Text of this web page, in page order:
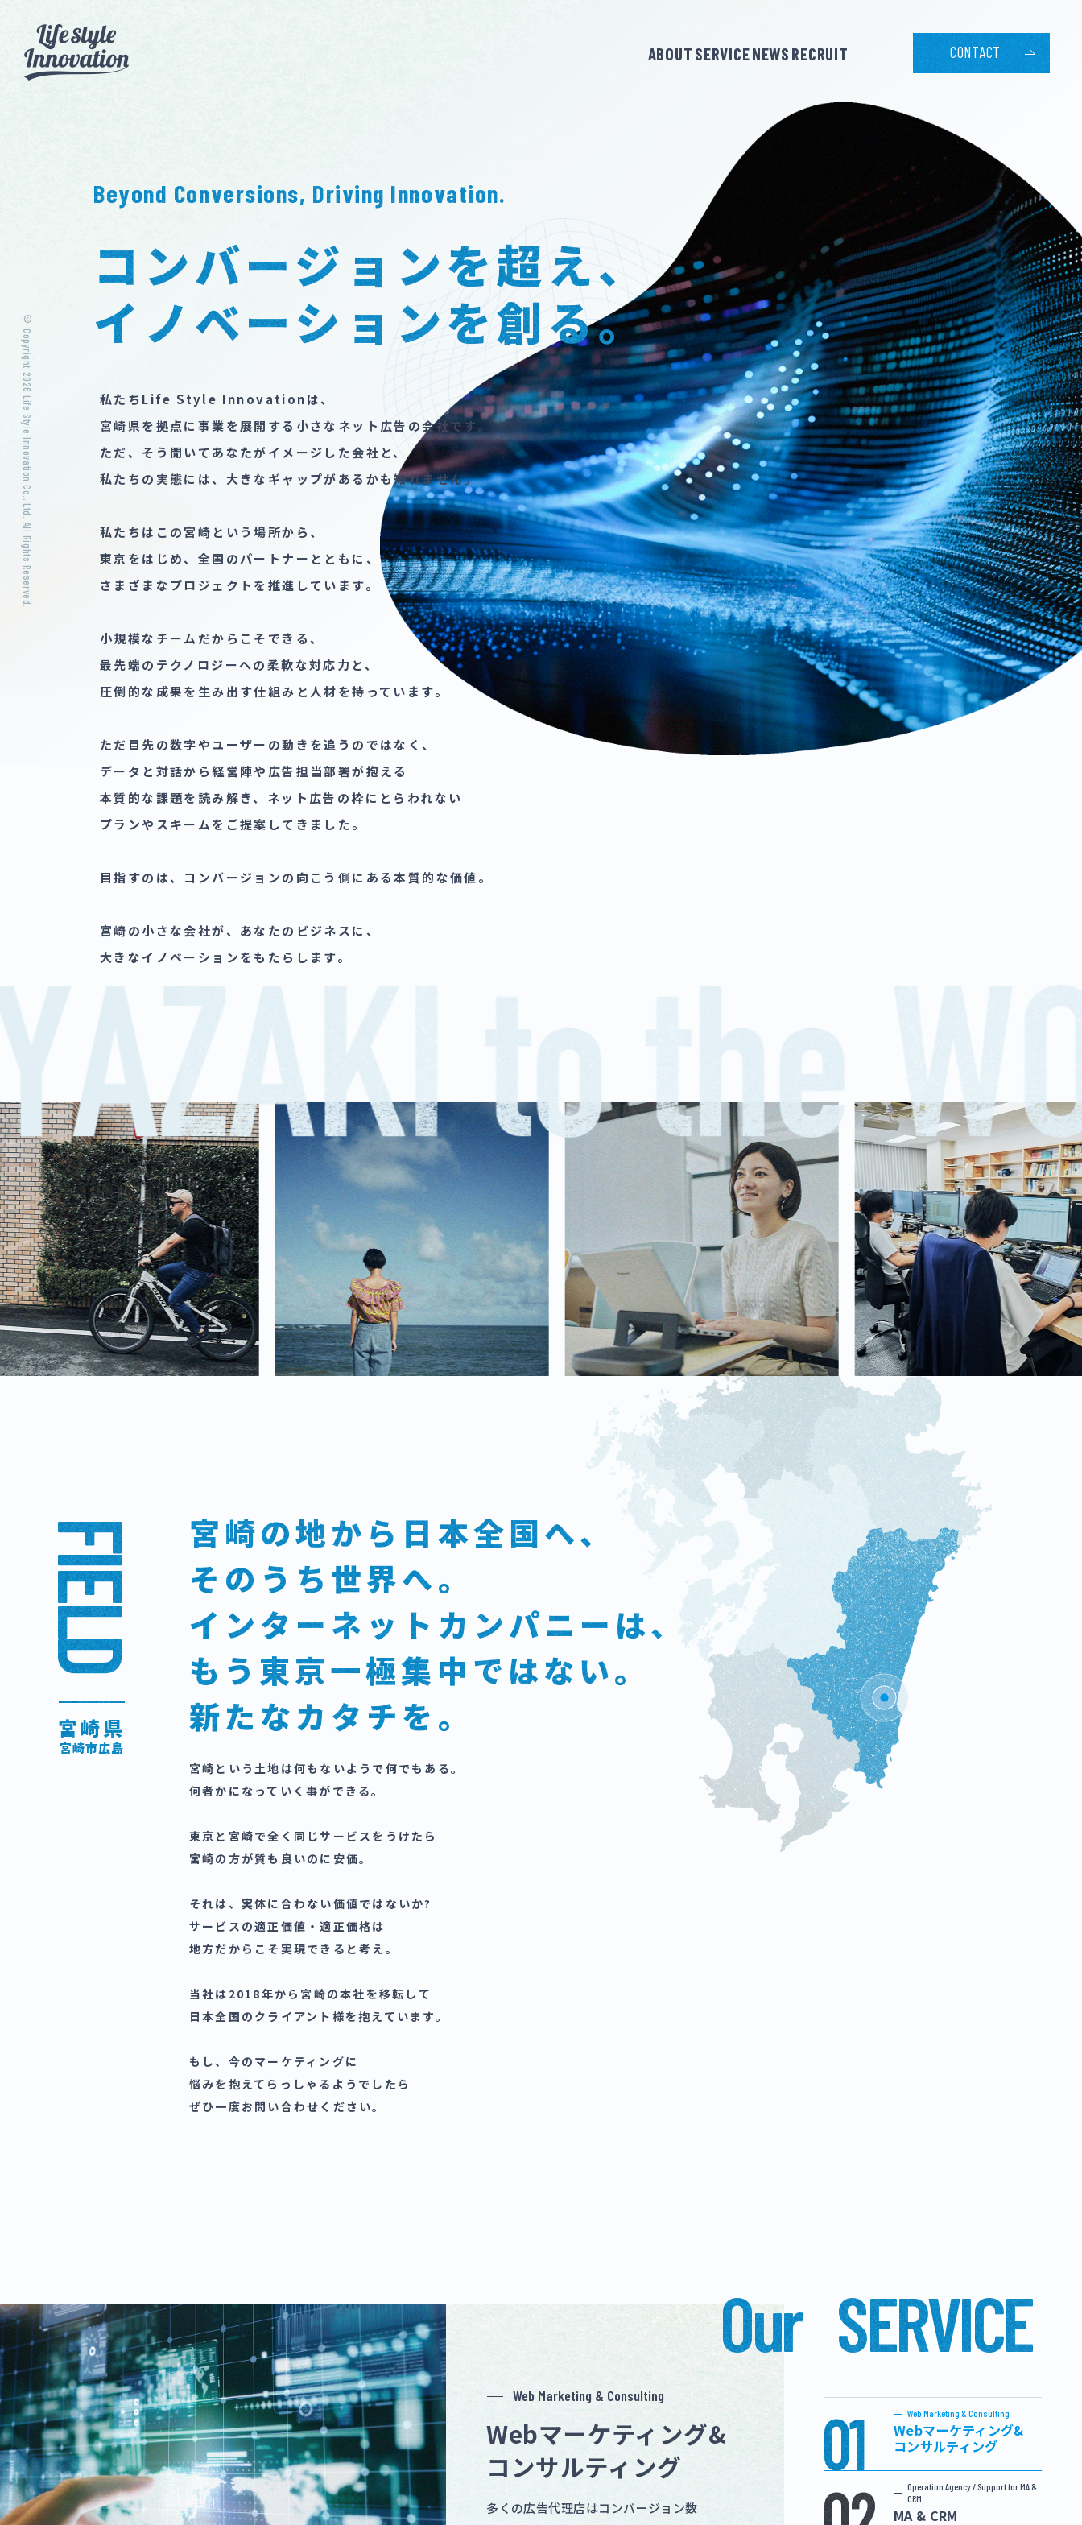
ABOUT
ABOUT 経営理念
社名由来
MANAGEMENT GUIDELINES
経営指針
Be × Do
AWARDS
アワード
COMPANYOUTLINE
会社概要
SERVICE
SERVICE
MA & CRM
運用代行 & 支援
Web Advertising Operation
Web広告運用
Create a Landing Page and Banner Product
ランディングページ・
Affiliate Operation Marketing
アフィリエイト
広告の運用
NEWS RECRUIT CONTACT
Beyond Conversions, Driving Innovation.
コンバージョンを超え、
イノベーションを創る。
私たちLife Style Innovationは、​
宮崎県を​拠点に​事業を​展開する​小さな​ネット​広告の​会社です。​
ただ、​そう​聞いてあなたが​イメージした​会社と、​
私たちの​実態には、​大きな​ギャップが​あるかも​知れません。​
​私たちは​この​宮崎と​いう​場所から、​
東京を​はじめ、​全国の​パートナーとともに、​
さまざまな​プロジェクトを​推進しています。​
小規模な​チームだから​こそできる、​
最先端の​テクノロジーへの​柔軟な​対応力と、​
圧倒的な​成果を​生み出す仕組みと​人材を​持っています。​
ただ目先の​数字や​ユーザーの​動きを​追うのではなく、​
データと​対話から​経営陣や​広告担当部​署が​抱える​
本質的な​課題を​読み解き、​ネット​広告の​枠にとらわれない​
プランや​スキームを​ご提案してきました。​
目指すのは、​コンバージョンの​向こう側に​ある​本質的な​価値。​
宮崎の​小さな​会社が、​あなたの​ビジネスに、​
大きな​イノベーションを​もたらします。​
© Copyright
2026 Life Style Innovation Co., Ltd. All Rights Reserved.
FIELD
宮崎県
宮崎市広島
宮崎の地から日本全国へ、
そのうち世界へ。
インターネットカンパニーは、
もう東京一極集中ではない。
新たなカタチを。
宮崎という土地は何もないようで何でもある。
何者かになっていく事ができる。
東京と宮崎で全く同じサービスをうけたら
宮崎の方が質も良いのに安価。
それは、実体に合わない価値ではないか?
サービスの適正価値・適正価格は
地方だからこそ実現できると考え。
当社は2018年から宮崎の本社を移転して
日本全国のクライアント様を抱えています。
もし、今のマーケティングに
悩みを抱えてらっしゃるようでしたら
ぜひ一度お問い合わせください。
Our SERVICE
01 Web Marketing & Consulting
Webマーケティング&
コンサルティング
Operation Agency / Support for MA &
CRM
MA & CRM
Operation Agency / Support for MA &
MA & CRM
運用代行 & 支援